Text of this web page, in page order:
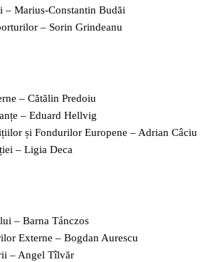
Marius-Constantin Budăi
– Sorin Grindeanu
– Cătălin Predoiu
– Eduard Hellvig
și Fondurilor Europene – Adrian Câciu
– Ligia Deca
– Barna Tánczos
Externe – Bogdan Aurescu
– Angel Tîlvăr